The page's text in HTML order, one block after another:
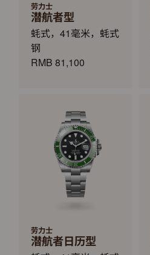
劳力士
潜航者型
蚝式，41毫米，蚝式
钢
RMB 81,100
劳力士
潜航者日历型